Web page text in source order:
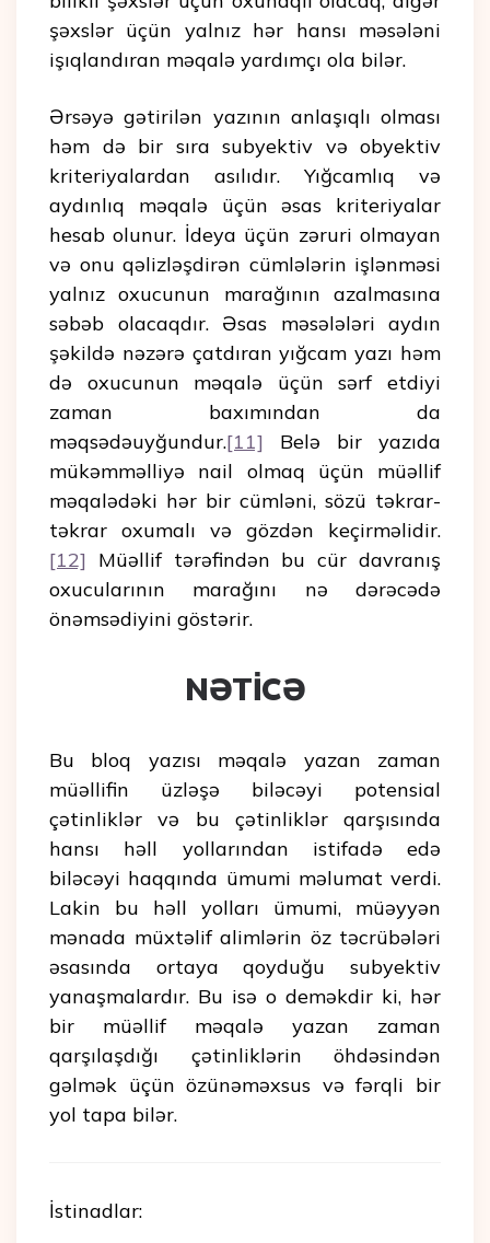
şəxslər üçün yalnız hər hansı məsələni
işıqlandıran məqalə yardımçı ola bilər.
Ərsəyə gətirilən yazının anlaşıqlı olması
həm də bir sıra subyektiv və obyektiv
kriteriyalardan asılıdır. Yığcamlıq və
aydınlıq məqalə üçün əsas kriteriyalar
hesab olunur. İdeya üçün zəruri olmayan
və onu qəlizləşdirən cümlələrin işlənməsi
yalnız oxucunun marağının azalmasına
səbəb olacaqdır. Əsas məsələləri aydın
şəkildə nəzərə çatdıran yığcam yazı həm
də oxucunun məqalə üçün sərf etdiyi
zaman baxımından da
məqsədəuyğundur.[11] Belə bir yazıda
mükəmməlliyə nail olmaq üçün müəllif
məqalədəki hər bir cümləni, sözü təkrar-
təkrar oxumalı və gözdən keçirməlidir.
[12] Müəllif tərəfindən bu cür davranış
oxucularının marağını nə dərəcədə
önəmsədiyini göstərir.
NƏTİCƏ
Bu bloq yazısı məqalə yazan zaman
müəllifin üzləşə biləcəyi potensial
çətinliklər və bu çətinliklər qarşısında
hansı həll yollarından istifadə edə
biləcəyi haqqında ümumi məlumat verdi.
Lakin bu həll yolları ümumi, müəyyən
mənada müxtəlif alimlərin öz təcrübələri
əsasında ortaya qoyduğu subyektiv
yanaşmalardır. Bu isə o deməkdir ki, hər
bir müəllif məqalə yazan zaman
qarşılaşdığı çətinliklərin öhdəsindən
gəlmək üçün özünəməxsus və fərqli bir
yol tapa bilər.
İstinadlar: